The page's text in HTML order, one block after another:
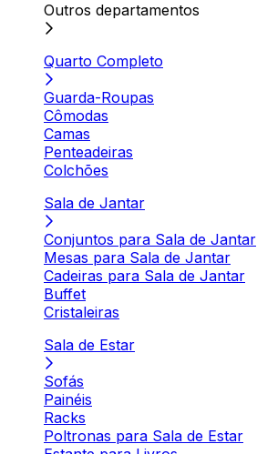
Outros departamentos
Quarto Completo
Guarda-Roupas
Cômodas
Camas
Penteadeiras
Colchões
Sala de Jantar
Conjuntos para Sala de Jantar
Mesas para Sala de Jantar
Cadeiras para Sala de Jantar
Buffet
Cristaleiras
Sala de Estar
Sofás
Painéis
Racks
Poltronas para Sala de Estar